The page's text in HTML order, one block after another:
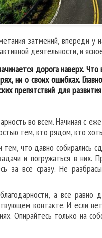
затмений, впереди у
деятельности, и
дорога наверх. Что
ни о своих ошибках.
препятствий для
во всем. Начиная с
тем, кто рядом, кто
что давно собирались
и погружаться в них.
за все сразу. Не
а все равно
контакте. И если
Опирайтесь только на